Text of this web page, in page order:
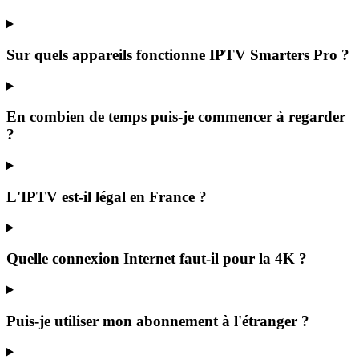
Sur quels appareils fonctionne IPTV Smarters Pro ?
En combien de temps puis-je commencer à regarder
?
L'IPTV est-il légal en France ?
Quelle connexion Internet faut-il pour la 4K ?
Puis-je utiliser mon abonnement à l'étranger ?